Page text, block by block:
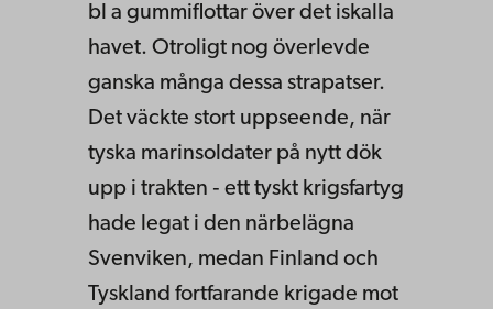
bl a gummiflottar över det iskalla
havet. Otroligt nog överlevde
ganska många dessa strapatser.
Det väckte stort uppseende, när
tyska marinsoldater på nytt dök
upp i trakten ‑ ett tyskt krigsfartyg
hade legat i den närbelägna
Svenviken, medan Finland och
Tyskland fortfarande krigade mot